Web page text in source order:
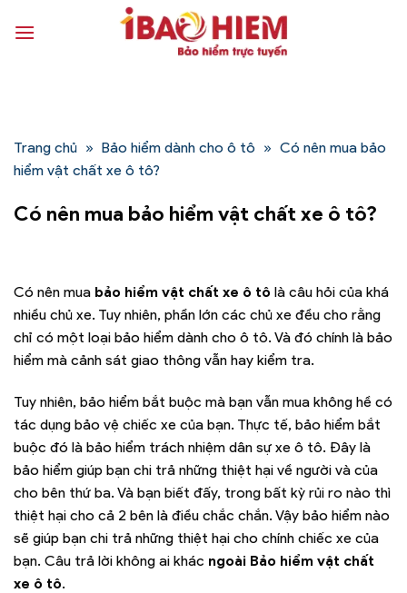
qua
Trang chủ » Bảo hiểm dành cho ô tô » Có nên mua bảo
hiểm vật chất xe ô tô?
Có nên mua bảo hiểm vật chất xe ô tô?
Có nên mua bảo hiểm vật chất xe ô tô là câu hỏi của khá
nhiều chủ xe. Tuy nhiên, phần lớn các chủ xe đều cho rằng
chỉ có một loại bảo hiểm dành cho ô tô. Và đó chính là bảo
hiểm mà cảnh sát giao thông vẫn hay kiểm tra.
Tuy nhiên, bảo hiểm bắt buộc mà bạn vẫn mua không hề có
tác dụng bảo vệ chiếc xe của bạn. Thực tế, bảo hiểm bắt
buộc đó là bảo hiểm trách nhiệm dân sự xe ô tô. Đây là
bảo hiểm giúp bạn chi trả những thiệt hại về người và của
cho bên thứ ba. Và bạn biết đấy, trong bất kỳ rủi ro nào thì
thiệt hại cho cả 2 bên là điều chắc chắn. Vậy bảo hiểm nào
sẽ giúp bạn chi trả những thiệt hại cho chính chiếc xe của
bạn. Câu trả lời không ai khác ngoài Bảo hiểm vật chất
xe ô tô.